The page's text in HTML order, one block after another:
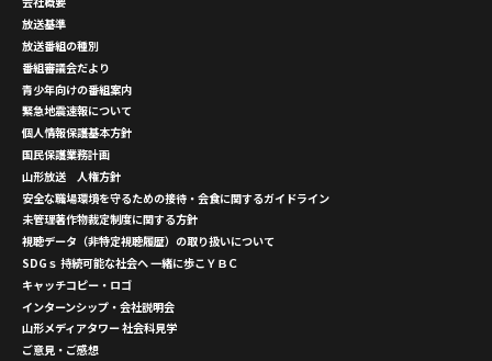
放送基準
放送番組の種別
番組審議会だより
青少年向けの番組案内
緊急地震速報について
個人情報保護基本方針
国民保護業務計画
山形放送 人権方針
安全な職場環境を守るための接待・会食に関するガイドライン
未管理著作物裁定制度に関する方針
視聴データ（非特定視聴履歴）の取り扱いについて
SDGｓ 持続可能な社会へ 一緒に歩こＹＢＣ
キャッチコピー・ロゴ
インターンシップ・会社説明会
山形メディアタワー 社会科見学
ご意見・ご感想